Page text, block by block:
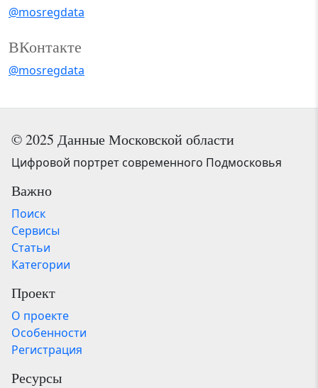
@mosregdata
ВКонтакте
@mosregdata
© 2025 Данные Московской области
Цифровой портрет современного Подмосковья
Важно
Поиск
Сервисы
Статьи
Категории
Проект
О проекте
Особенности
Регистрация
Ресурсы